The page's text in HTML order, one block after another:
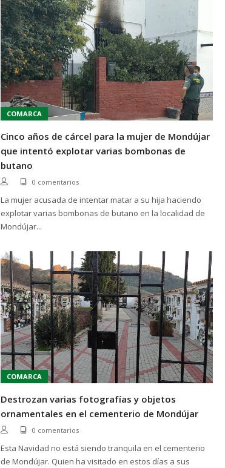
COMARCA
Cinco años de cárcel para la mujer de Mondújar
que intentó explotar varias bombonas de
butano
0 comentarios
La mujer acusada de intentar matar a su hija haciendo
explotar varias bombonas de butano en la localidad de
Mondújar...
COMARCA
Destrozan varias fotografías y objetos
ornamentales en el cementerio de Mondújar
0 comentarios
Esta Navidad no está siendo tranquila en el cementerio
de Mondújar. Quien ha visitado en estos días a sus